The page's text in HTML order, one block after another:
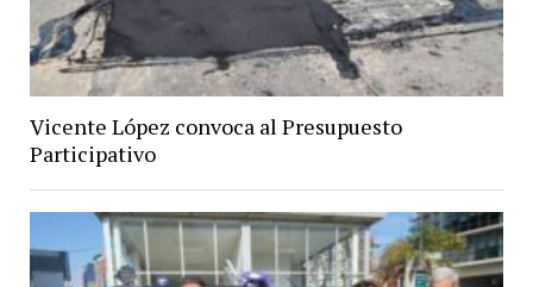
Vicente López convoca al Presupuesto
Participativo